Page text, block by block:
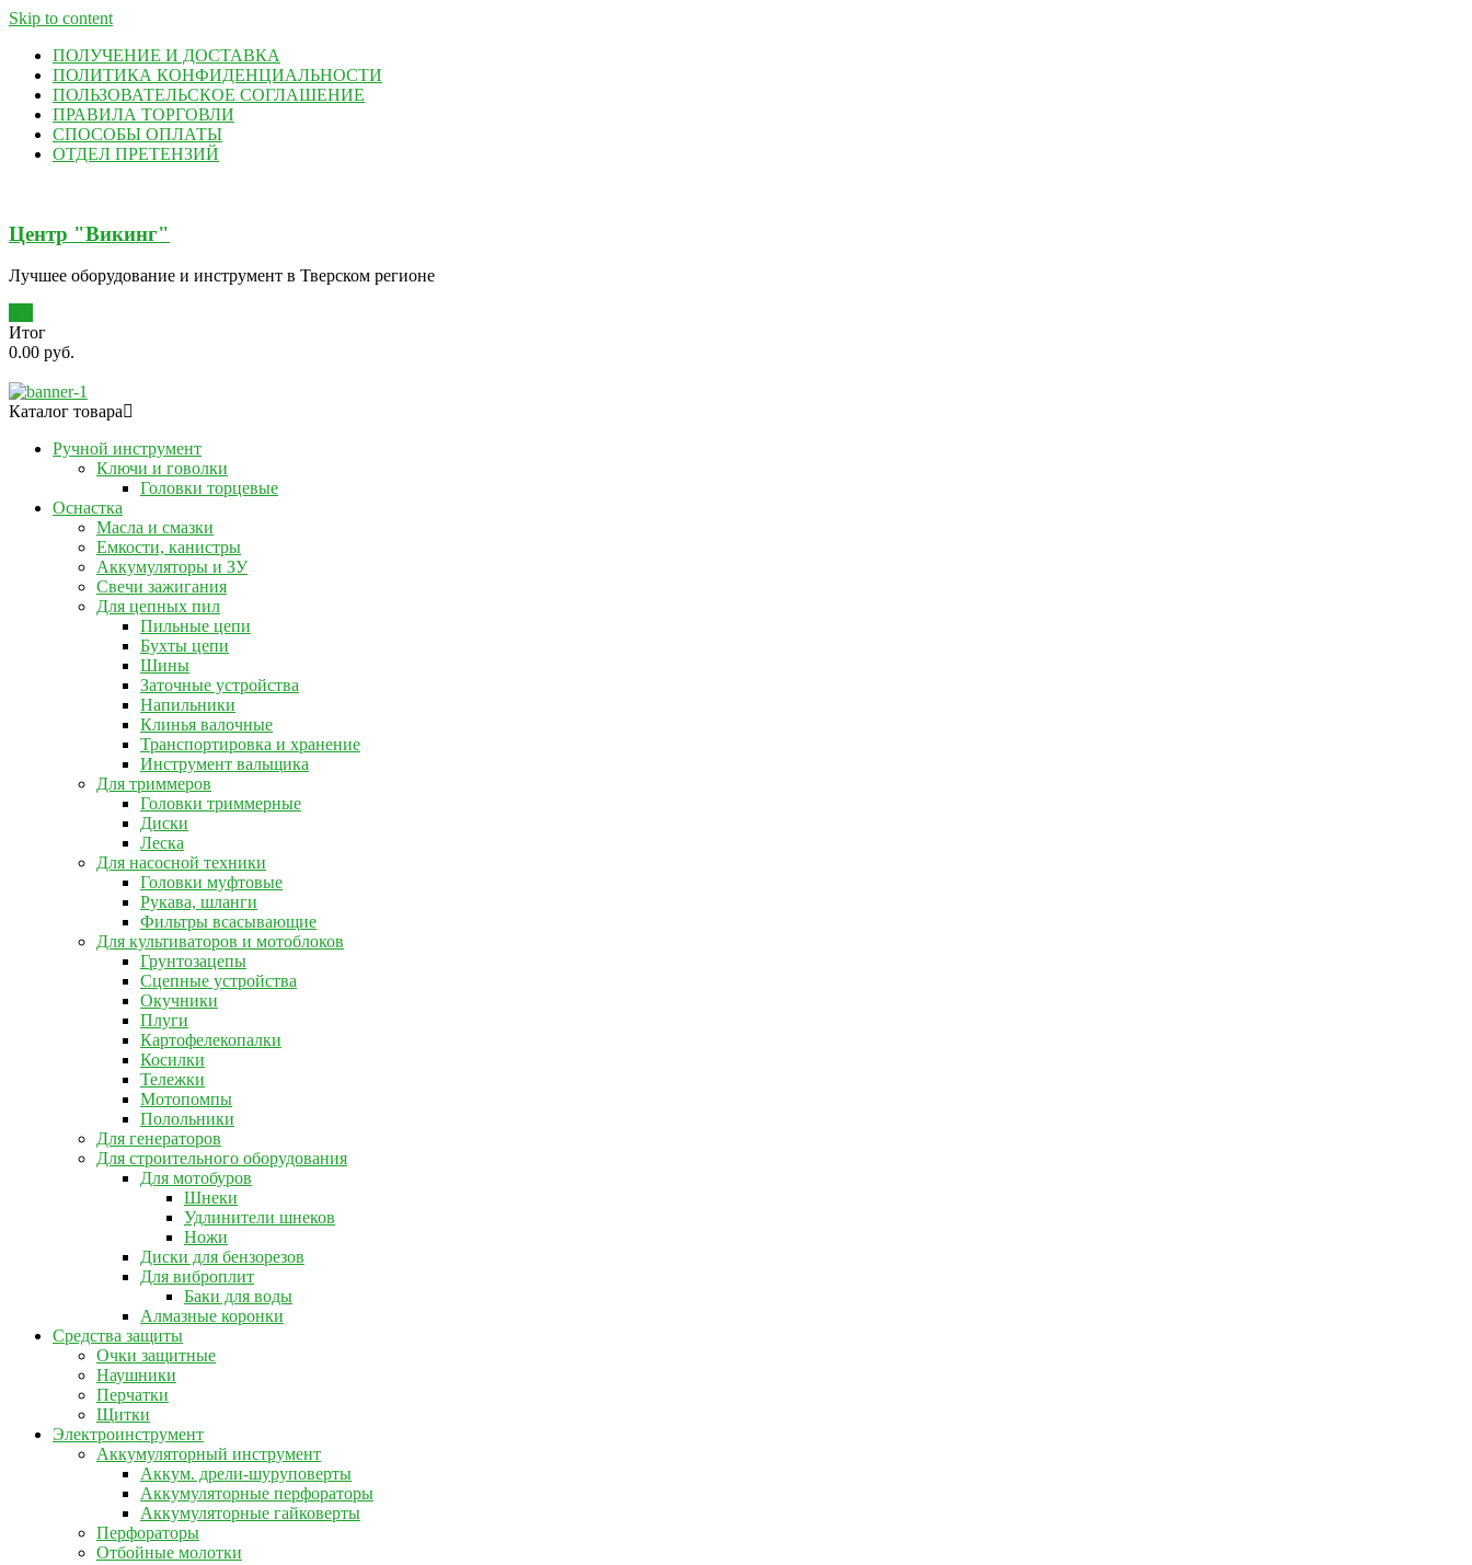
Skip to content
ПОЛУЧЕНИЕ И ДОСТАВКА
ПОЛИТИКА КОНФИДЕНЦИАЛЬНОСТИ
ПОЛЬЗОВАТЕЛЬСКОЕ СОГЛАШЕНИЕ
ПРАВИЛА ТОРГОВЛИ
СПОСОБЫ ОПЛАТЫ
ОТДЕЛ ПРЕТЕНЗИЙ
Центр "Викинг"
Лучшее оборудование и инструмент в Тверском регионе
Итог
0.00 руб.
Каталог товара
Ручной инструмент
Ключи и говолки
Головки торцевые
Оснастка
Масла и смазки
Емкости, канистры
Аккумуляторы и ЗУ
Свечи зажигания
Для цепных пил
Пильные цепи
Бухты цепи
Шины
Заточные устройства
Напильники
Клинья валочные
Транспортировка и хранение
Инструмент вальщика
Для триммеров
Головки триммерные
Диски
Леска
Для насосной техники
Головки муфтовые
Рукава, шланги
Фильтры всасывающие
Для культиваторов и мотоблоков
Грунтозацепы
Сцепные устройства
Окучники
Плуги
Картофелекопалки
Косилки
Тележки
Мотопомпы
Полольники
Для генераторов
Для строительного оборудования
Для мотобуров
Шнеки
Удлинители шнеков
Ножи
Диски для бензорезов
Для виброплит
Баки для воды
Алмазные коронки
Средства защиты
Очки защитные
Наушники
Перчатки
Щитки
Электроинструмент
Аккумуляторный инструмент
Аккум. дрели-шуруповерты
Аккумуляторные перфораторы
Аккумуляторные гайковерты
Перфораторы
Отбойные молотки